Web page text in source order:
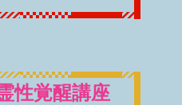
性覚醒講座